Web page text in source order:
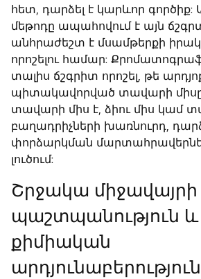
հետ, դարձել է կարևոր
մեթոդը ապահովում է այն
անհրաժեշտ է մսամթերքի
որոշելու համար:
տալիս ճշգրիտ որոշել, թե
պիտակավորված տավարի
տավարի միս է, ձիու միս կամ
բաղադրիչների խառնուրդ,
փորձարկման
լուծում:
Շրջակա միջավայրի
պաշտպանություն և
քիմիական
արդյունաբերություն